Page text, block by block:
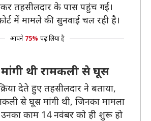
तहसीलदार के पास पहुंच गई।
में मामले की सुनवाई चल रही है।
आपने 75% पढ़ लिया है
थी रामकली से घूस
देते हुए तहसीलदार ने बताया,
से घूस मांगी थी, जिनका मामला
उनका काम 14 नवंबर को ही शुरू हो